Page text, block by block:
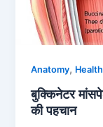
Anatomy, Health
बुक्किनेटर
की पहचान